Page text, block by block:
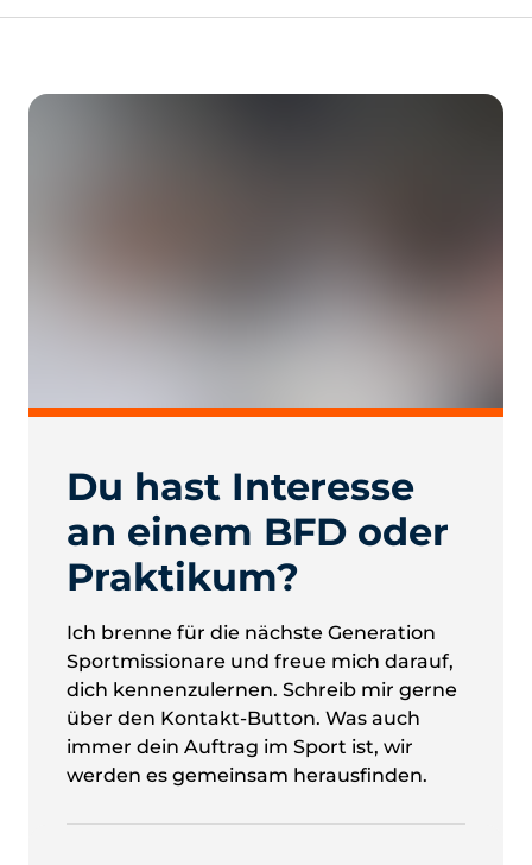
Du hast Interesse
an einem BFD oder
Praktikum?
Ich brenne für die nächste Generation
Sportmissionare und freue mich darauf,
dich kennenzulernen. Schreib mir gerne
über den Kontakt-Button. Was auch
immer dein Auftrag im Sport ist, wir
werden es gemeinsam herausfinden.